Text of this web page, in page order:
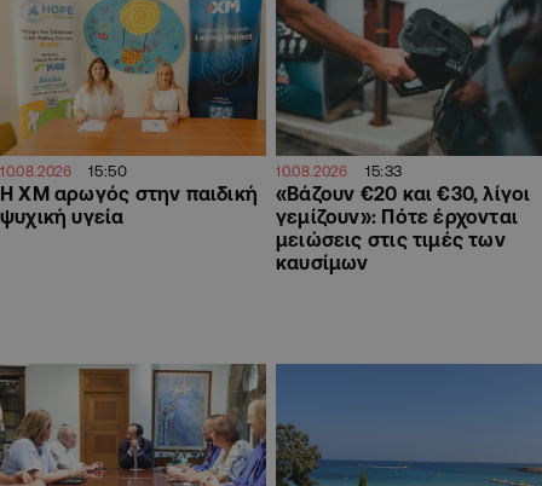
10.08.2026 15:50
Η XM αρωγός στην παιδική
ψυχική υγεία
10.08.2026 15:33
«Βάζουν €20 και €30, λίγοι
γεμίζουν»: Πότε έρχονται
μειώσεις στις τιμές των
καυσίμων